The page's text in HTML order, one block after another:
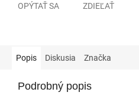
OPÝTAŤ SA ZDIEĽAŤ
Popis Diskusia Značka
Podrobný popis